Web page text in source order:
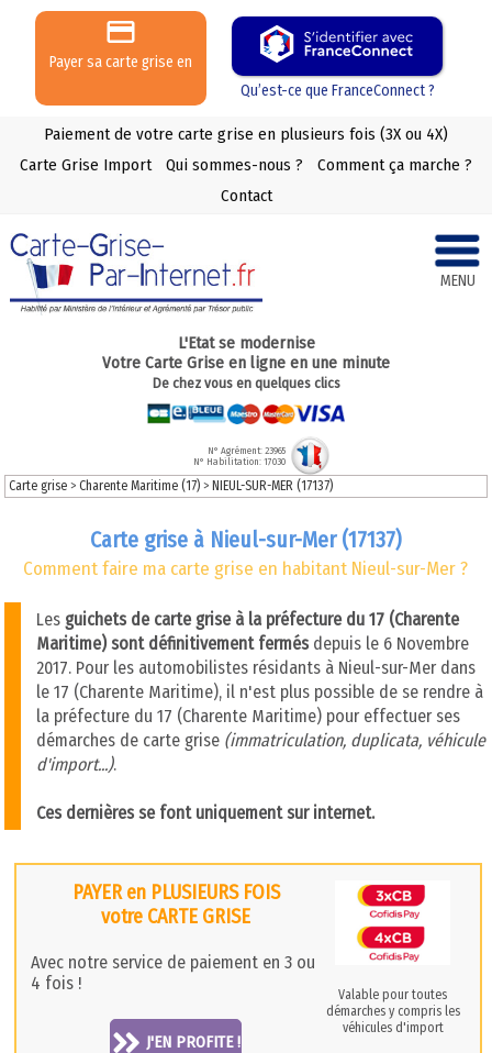
Payer sa carte grise en
Qu’est-ce que FranceConnect ?
Paiement de votre carte grise en plusieurs fois (3X ou 4X)
Carte Grise Import
Qui sommes-nous ?
Comment ça marche ?
Contact
MENU
L'Etat se modernise
Votre Carte Grise en ligne en une minute
De chez vous en quelques clics
N° Agrément: 23965
N° Habilitation: 17030
Carte grise >Charente Maritime (17)> NIEUL-SUR-MER (17137)
Carte grise à Nieul-sur-Mer (17137)
Comment faire ma carte grise en habitant Nieul-sur-Mer ?
Les guichets de carte grise à la préfecture du 17 (Charente
Maritime) sont définitivement fermésdepuis le 6 Novembre
2017. Pour les automobilistes résidants à Nieul-sur-Mer dans
le 17 (Charente Maritime), il n'est plus possible de se rendre à
la préfecture du 17 (Charente Maritime) pour effectuer ses
démarches de carte grise (immatriculation, duplicata, véhicule
d'import...).
Ces dernières se font uniquement sur internet.
PAYER en PLUSIEURS FOIS
votre CARTE GRISE
Avec notre service de paiement en 3 ou
4 fois !
J'EN PROFITE !
Valable pour toutes
démarches y compris les
véhicules d'import